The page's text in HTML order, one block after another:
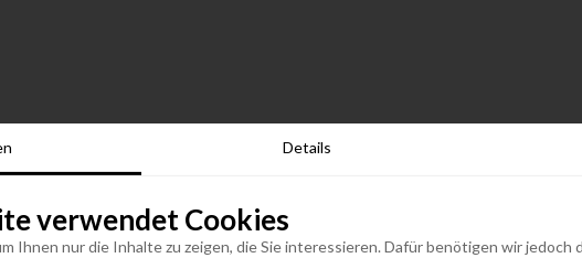
Details
verwendet Cookies
Ihnen nur die Inhalte zu zeigen, die Sie interessieren. Dafür benötigen wir jedoch